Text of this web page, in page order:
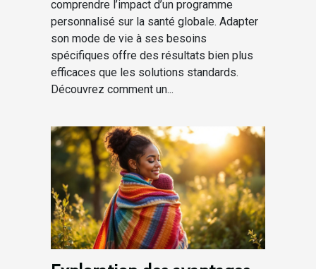
comprendre l’impact d’un programme
personnalisé sur la santé globale. Adapter
son mode de vie à ses besoins
spécifiques offre des résultats bien plus
efficaces que les solutions standards.
Découvrez comment un...